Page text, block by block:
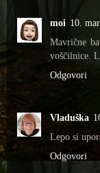
moi 10.
Mavrične
voščilnice.
Odgovori
Vladuška
Lepo si
Odgovori